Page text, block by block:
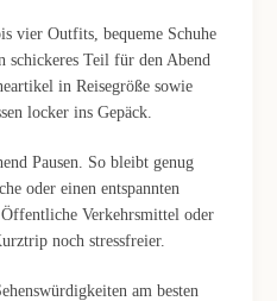
vier Outfits, bequeme Schuhe
schickeres Teil für den Abend
in Reisegröße sowie
locker ins Gepäck.
Pausen. So bleibt genug
oder einen entspannten
Verkehrsmittel oder
noch stressfreier.
am besten